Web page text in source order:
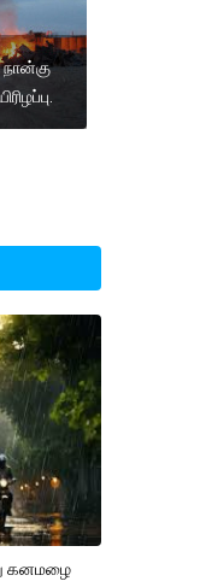
கனமழை